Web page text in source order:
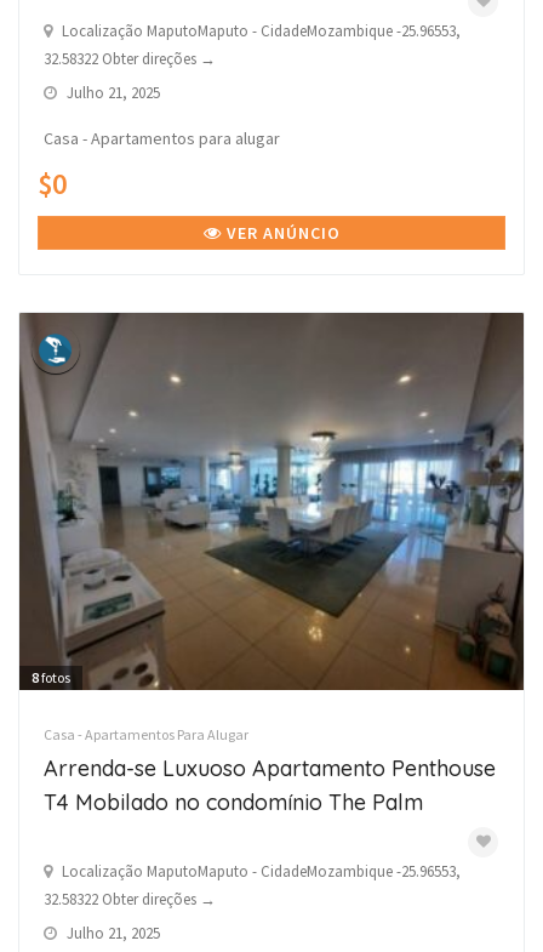
Localização MaputoMaputo - CidadeMozambique -25.96553,
32.58322 Obter direções →
Julho 21, 2025
Casa - Apartamentos para alugar
$0
VER ANÚNCIO
8fotos
Casa - Apartamentos Para Alugar
Arrenda-se Luxuoso Apartamento Penthouse
T4 Mobilado no condomínio The Palm
Localização MaputoMaputo - CidadeMozambique -25.96553,
32.58322 Obter direções →
Julho 21, 2025